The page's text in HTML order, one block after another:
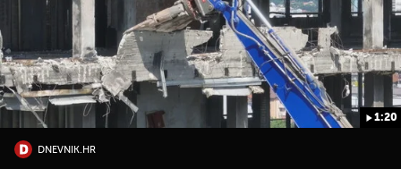
1:20
DNEVNIK.HR